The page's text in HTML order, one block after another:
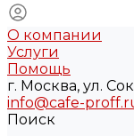
О компании
Услуги
Помощь
г. Москва, ул.
info@cafe-
Поиск